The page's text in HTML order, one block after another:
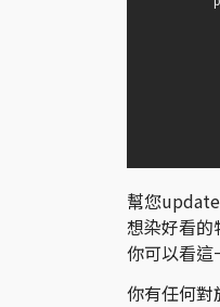
幫您
想染好看的
你可以看這
你有任何對